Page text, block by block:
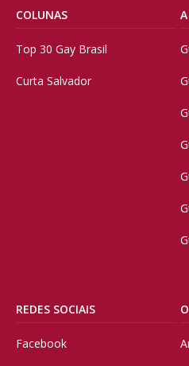
COLUNAS
Top 30 Gay Brasil
Curta Salvador
REDES SOCIAIS
Facebook